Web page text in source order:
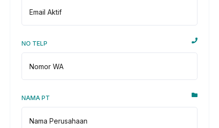
NO TELP
NAMA PT